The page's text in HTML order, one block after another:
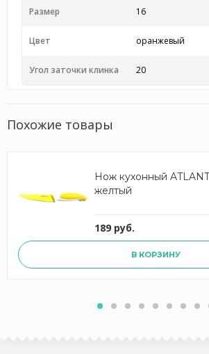
Размер 16
Цвет оранжевый
Угол заточки клинка 20
Похожие товары
Нож кухонный
желтый
189 руб.
В КОРЗИНУ